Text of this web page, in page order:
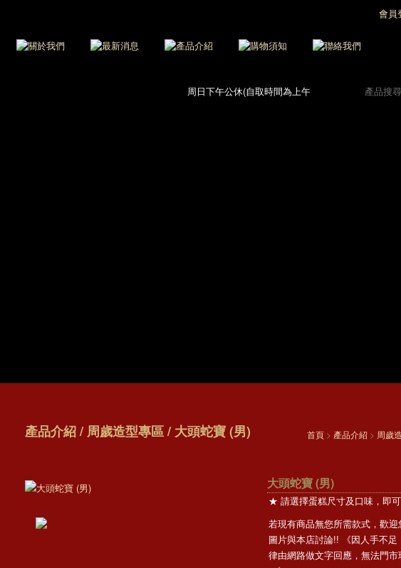
會員
周日下午公休(自取時間為上午11:00-12:00)，七日內急
首頁 > 產品介紹 > 周歲
產品介紹 / 周歲造型專區 / 大頭蛇寶 (男)
大頭蛇寶 (男)
★ 請選擇蛋糕尺寸及口味，即
若現有商品無您所需款式，歡
圖片與本店討論!! 《因人手不
律由網路做文字回應，無法門